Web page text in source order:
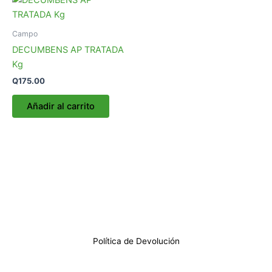
Campo
DECUMBENS AP TRATADA
Kg
Q175.00
Añadir al carrito
Política de Devolución